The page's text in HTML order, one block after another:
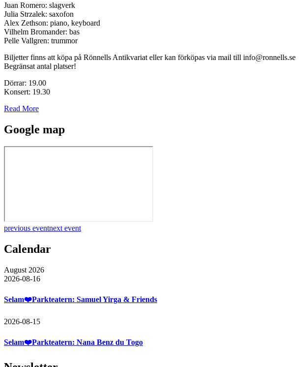
Juan Romero: slagverk
Julia Strzalek: saxofon
Alex Zethson: piano, keyboard
Vilhelm Bromander: bas
Pelle Vallgren: trummor
Biljetter finns att köpa på Rönnells Antikvariat eller kan förköpas via mail till info@ronnells.se
Begränsat antal platser!
Dörrar: 19.00
Konsert: 19.30
Read More
Google map
previous eventnext event
Calendar
August 2026
2026-08-16
Selam❤️Parkteatern: Samuel Yirga & Friends
2026-08-15
Selam❤️Parkteatern: Nana Benz du Togo